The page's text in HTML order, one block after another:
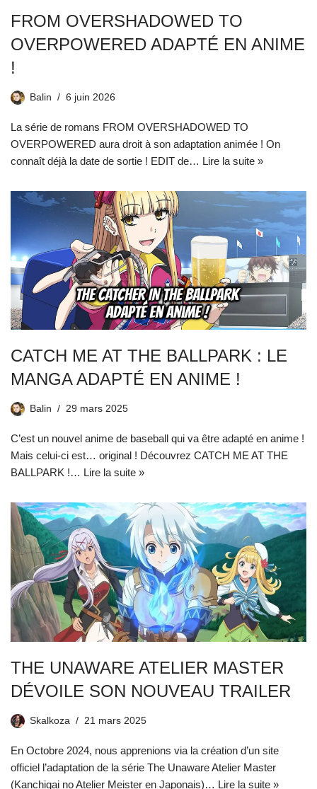
FROM OVERSHADOWED TO
OVERPOWERED ADAPTÉ EN ANIME
!
Balin 6 juin 2026
La série de romans FROM OVERSHADOWED TO
OVERPOWERED aura droit à son adaptation animée ! On
connaît déjà la date de sortie ! EDIT de… Lire la suite »
CATCH ME AT THE BALLPARK : LE
MANGA ADAPTÉ EN ANIME !
Balin 29 mars 2025
C’est un nouvel anime de baseball qui va être adapté en anime !
Mais celui-ci est… original ! Découvrez CATCH ME AT THE
BALLPARK !… Lire la suite »
THE UNAWARE ATELIER MASTER
DÉVOILE SON NOUVEAU TRAILER
Skalkoza 21 mars 2025
En Octobre 2024, nous apprenions via la création d’un site
officiel l’adaptation de la série The Unaware Atelier Master
(Kanchigai no Atelier Meister en Japonais)… Lire la suite »